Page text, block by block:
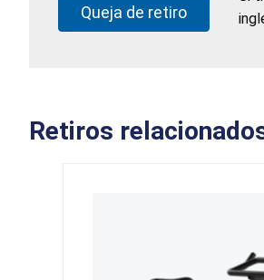
Queja de retiro
Retiros